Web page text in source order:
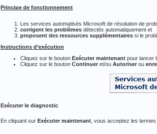
Principe de fonctionnement
Les services automatisés Microsoft de résolution de
corrigent les problèmes détectés automatiquement et
proposent des ressources supplémentaires si le
Instructions d’exécution
Cliquez sur le bouton Exécuter maintenant pour lancer
Cliquez sur le bouton Continuer et/ou Autoriser ou
Exécuter le diagnostic
En cliquant sur Exécuter maintenant , vous acceptez les